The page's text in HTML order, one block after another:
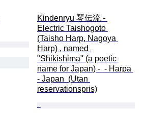
Kindenryu 琴伝流 -
Electric Taishogoto
(Taisho Harp, Nagoya
Harp) , named
"Shikishima" (a poetic
name for Japan) -  - Harpa
- Japan  (Utan
reservationspris)